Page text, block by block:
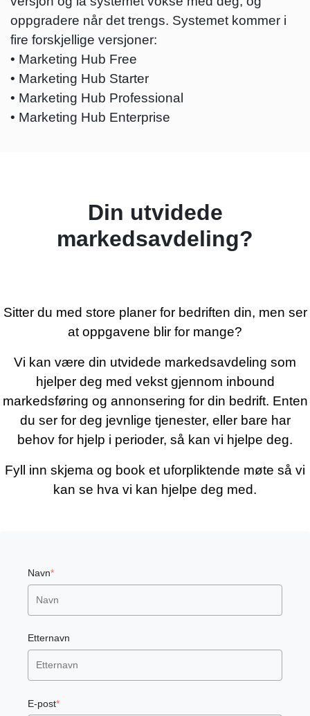
oppgradere når det trengs. Systemet kommer i
fire forskjellige versjoner:
• Marketing Hub Free
• Marketing Hub Starter
• Marketing Hub Professional
• Marketing Hub Enterprise
Din utvidede
markedsavdeling?
Sitter du med store planer for bedriften din, men ser
at oppgavene blir for mange?
Vi kan være din utvidede markedsavdeling som
hjelper deg med vekst gjennom inbound
markedsføring og annonsering for din bedrift. Enten
du ser for deg jevnlige tjenester, eller bare har
behov for hjelp i perioder, så kan vi hjelpe deg.
Fyll inn skjema og book et uforpliktende møte så vi
kan se hva vi kan hjelpe deg med.
Navn*
Etternavn
E-post*